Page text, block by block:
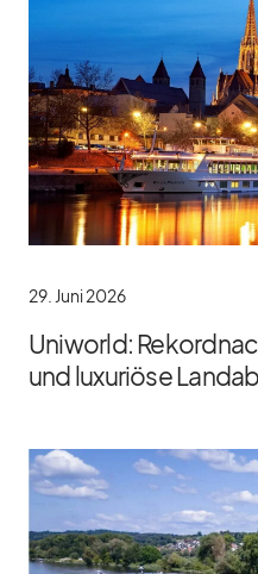
29. Juni 2026
Uniworld:
und luxuriöse